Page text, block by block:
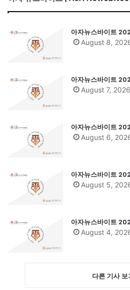
아자뉴스바이트
August 8,
아자뉴스바이트
August 7, 2026
아자뉴스바이트
August 6,
아자뉴스바이트
August 5,
아자뉴스바이트
August 4,
다른 기사 보